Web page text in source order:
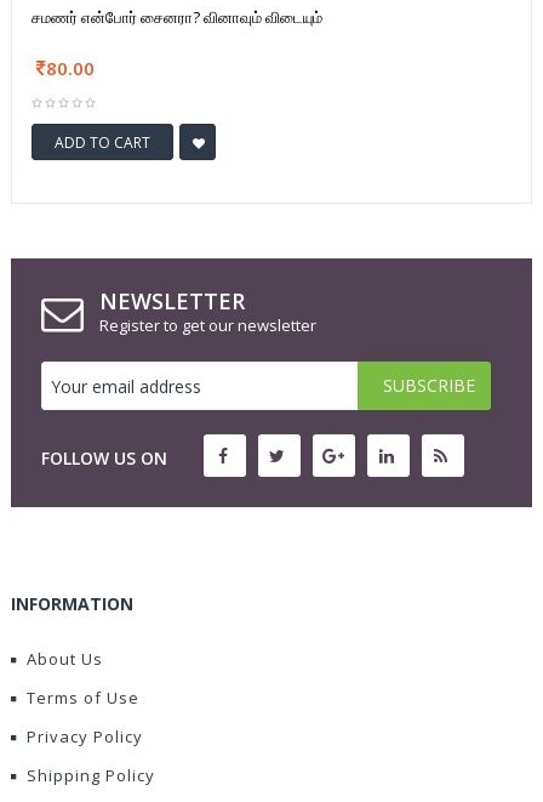
சமணர் என்போர் சைனரா? வினாவும் விடையும்
80.00
ADD TO CART
NEWSLETTER
Register to get our newsletter
FOLLOW US ON
INFORMATION
About Us
Terms of Use
Privacy Policy
Shipping Policy